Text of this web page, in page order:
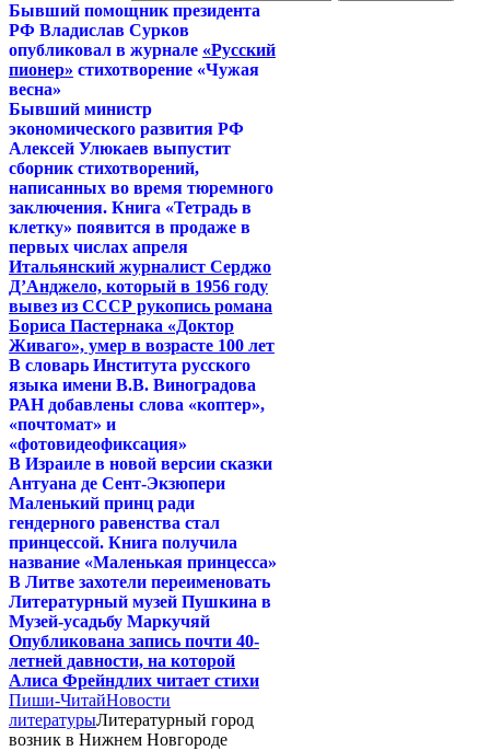
Бывший помощник президента
РФ Владислав Сурков
опубликовал в журнале «Русский
пионер» стихотворение «Чужая
весна»
Бывший министр
экономического развития РФ
Алексей Улюкаев выпустит
сборник стихотворений,
написанных во время тюремного
заключения. Книга «Тетрадь в
клетку» появится в продаже в
первых числах апреля
Итальянский журналист Серджо
Д’Анджело, который в 1956 году
вывез из СССР рукопись романа
Бориса Пастернака «Доктор
Живаго», умер в возрасте 100 лет
В словарь Института русского
языка имени В.В. Виноградова
РАН добавлены слова «коптер»,
«почтомат» и
«фотовидеофиксация»
В Израиле в новой версии сказки
Антуана де Сент-Экзюпери
Маленький принц ради
гендерного равенства стал
принцессой. Книга получила
название «Маленькая принцесса»
В Литве захотели переименовать
Литературный музей Пушкина в
Музей-усадьбу Маркучяй
Опубликована запись почти 40-
летней давности, на которой
Алиса Фрейндлих читает стихи
Пиши-ЧитайНовости
литературыЛитературный город
возник в Нижнем Новгороде